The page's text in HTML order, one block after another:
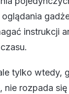
instrukcji
tylko wtedy,
rozpada